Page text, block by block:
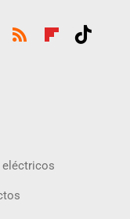
eléctricos